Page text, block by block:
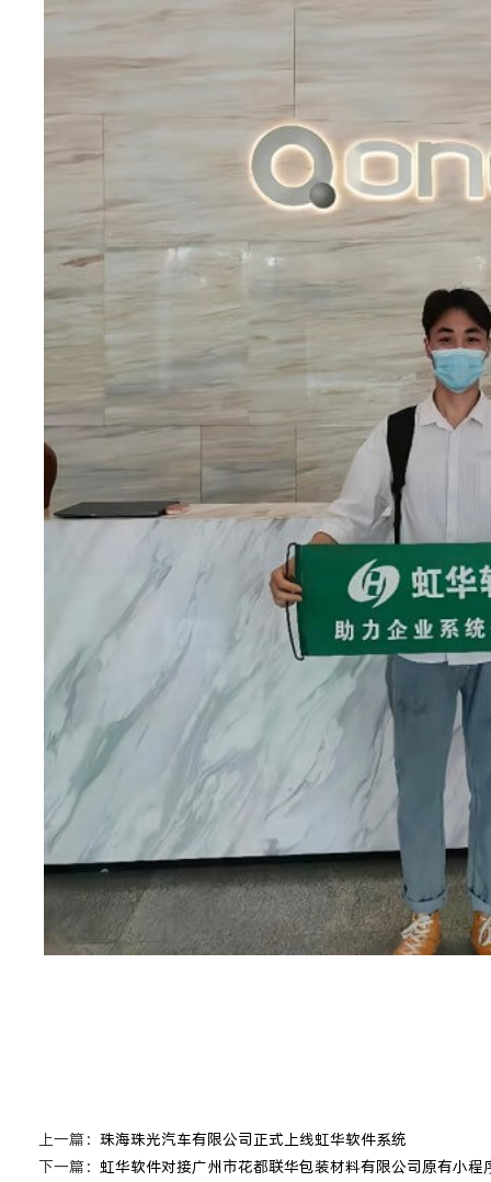
上一篇： 珠海珠光汽车有限公司正式上线虹华软件系统
下一篇： 虹华软件对接广州市花都联华包装材料有限公司原有小程